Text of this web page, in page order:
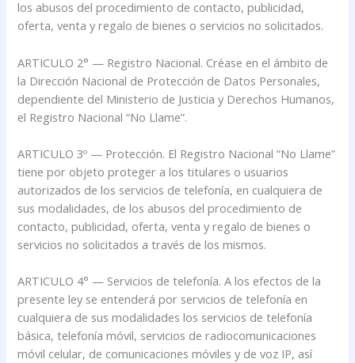
los abusos del procedimiento de contacto, publicidad,
oferta, venta y regalo de bienes o servicios no solicitados.
ARTICULO 2° — Registro Nacional. Créase en el ámbito de
la Dirección Nacional de Protección de Datos Personales,
dependiente del Ministerio de Justicia y Derechos Humanos,
el Registro Nacional “No Llame”.
ARTICULO 3º — Protección. El Registro Nacional “No Llame”
tiene por objeto proteger a los titulares o usuarios
autorizados de los servicios de telefonía, en cualquiera de
sus modalidades, de los abusos del procedimiento de
contacto, publicidad, oferta, venta y regalo de bienes o
servicios no solicitados a través de los mismos.
ARTICULO 4° — Servicios de telefonía. A los efectos de la
presente ley se entenderá por servicios de telefonía en
cualquiera de sus modalidades los servicios de telefonía
básica, telefonía móvil, servicios de radiocomunicaciones
móvil celular, de comunicaciones móviles y de voz IP, así